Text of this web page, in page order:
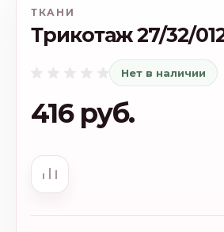
ТКАНИ
Трикотаж 27/32/
Нет в наличии
416 руб.